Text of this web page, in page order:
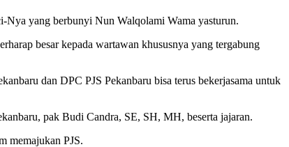
Nya yang berbunyi Nun Walqolami Wama yasturun.
besar kepada wartawan khususnya yang tergabung
dan DPC PJS Pekanbaru bisa terus bekerjasama untuk
pak Budi Candra, SE, SH, MH, beserta jajaran.
memajukan PJS.